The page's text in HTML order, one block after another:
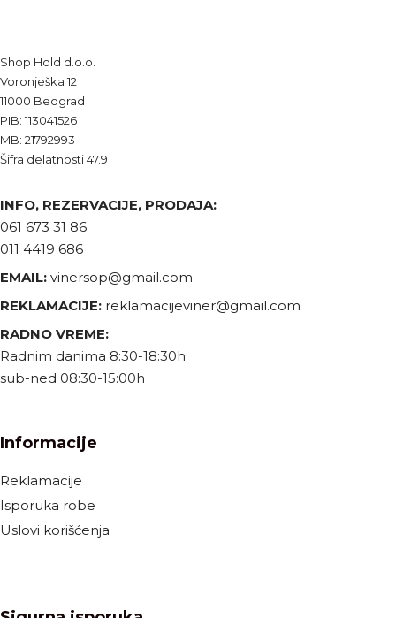
Shop Hold d.o.o.
Voronješka 12
11000 Beograd
PIB: 113041526
MB: 21792993
Šifra delatnosti 47.91
INFO, REZERVACIJE, PRODAJA:
061 673 31 86
011 4419 686
EMAIL: vinersop@gmail.com
REKLAMACIJE: reklamacijeviner@gmail.com
RADNO VREME:
Radnim danima 8:30-18:30h
sub-ned 08:30-15:00h
Informacije
Reklamacije
Isporuka robe
Uslovi korišćenja